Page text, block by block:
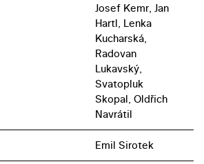
Josef Kemr, Jan
Hartl, Lenka
Kucharská,
Radovan
Lukavský,
Svatopluk
Skopal, Oldřich
Navrátil
Emil Sirotek